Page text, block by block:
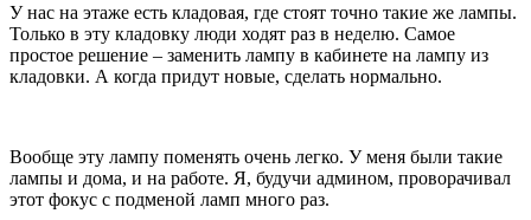
У нас на этаже есть кладовая, где стоят точно такие же лампы.
Только в эту кладовку люди ходят раз в неделю. Самое
простое решение – заменить лампу в кабинете на лампу из
кладовки. А когда придут новые, сделать нормально.
Вообще эту лампу поменять очень легко. У меня были такие
лампы и дома, и на работе. Я, будучи админом, проворачивал
этот фокус с подменой ламп много раз.